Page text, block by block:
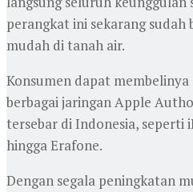
perangkat ini sekarang sudah
mudah di tanah air.
Konsumen dapat
berbagai jaringan Apple
tersebar di Indonesia, seperti
hingga Erafone.
Dengan segala peningkatan